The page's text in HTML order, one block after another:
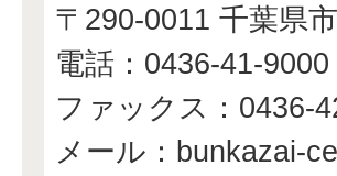
〒290-0011 千葉県
電話：0436-41-9000
ファックス：0436-
メール：bunkazai-